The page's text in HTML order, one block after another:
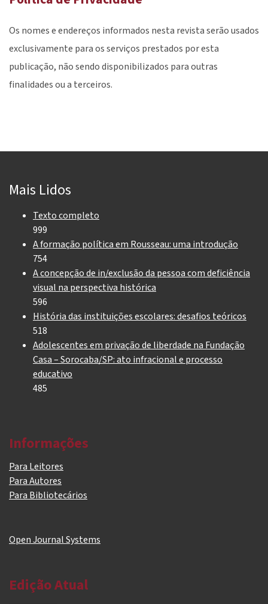
Os nomes e endereços informados nesta revista serão usados
exclusivamente para os serviços prestados por esta
publicação, não sendo disponibilizados para outras
finalidades ou a terceiros.
Mais Lidos
Texto completo
999
A formação política em Rousseau: uma introdução
754
A concepção de in/exclusão da pessoa com deficiência
visual na perspectiva histórica
596
História das instituições escolares: desafios teóricos
518
Adolescentes em privação de liberdade na Fundação
Casa – Sorocaba/SP: ato infracional e processo
educativo
485
Informações
Para Leitores
Para Autores
Para Bibliotecários
Open Journal Systems
Edição Atual